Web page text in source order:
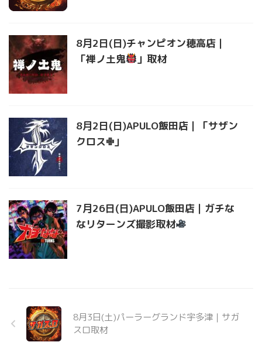
8月2日(日)チャンピオン穂高店｜
「禅ノ土鬼
」取材
8月2日(日)APULO飯田店｜「サザン
クロス✙」
7月26日(日)APULO飯田店｜ガチな
なリターンズ撮影取材
8月3日(土)パーラーグランド宇多津｜サガ
スロ取材